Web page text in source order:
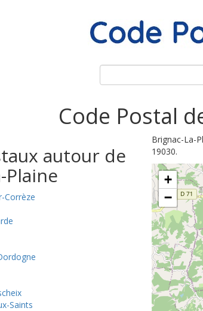
Code Postal
autour de
Plaine
Corrèze
Saints
Brignac-La-
19030.
+
−